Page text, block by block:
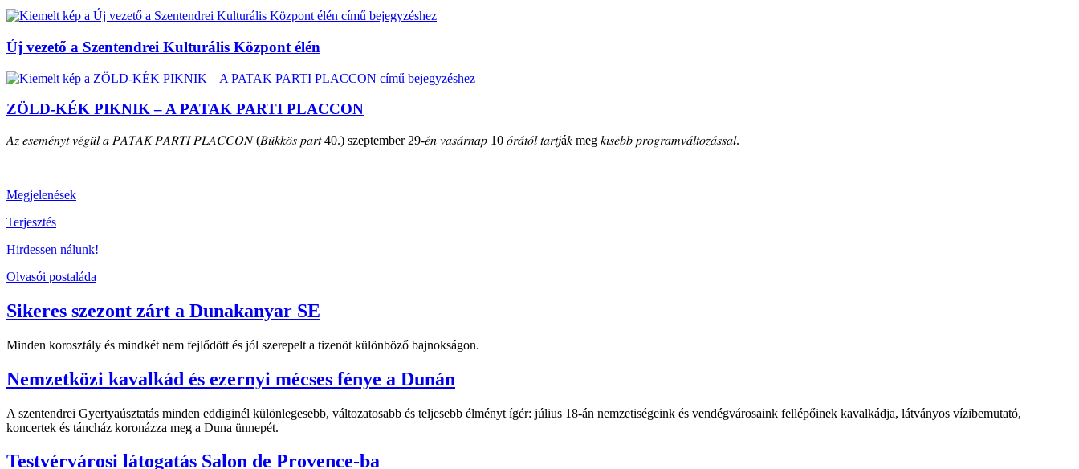
Új vezető a Szentendrei Kulturális Központ élén
ZÖLD-KÉK PIKNIK – A PATAK PARTI PLACCON
𝐴𝑧 𝑒𝑠𝑒𝑚𝑒́𝑛𝑦𝑡 𝑣𝑒́𝑔𝑢̈𝑙 𝑎 𝑃𝐴𝑇𝐴𝐾 𝑃𝐴𝑅𝑇𝐼 𝑃𝐿𝐴𝐶𝐶𝑂𝑁 (𝐵𝑢̈𝑘𝑘𝑜̈𝑠 𝑝𝑎𝑟𝑡 40.) szeptember 29-𝑒́𝑛 𝑣𝑎𝑠𝑎́𝑟𝑛𝑎𝑝 10 𝑜́𝑟𝑎́𝑡𝑜́𝑙 𝑡𝑎𝑟𝑡𝑗á𝑘 meg 𝑘𝑖𝑠𝑒𝑏𝑏 𝑝𝑟𝑜𝑔𝑟𝑎𝑚𝑣𝑎́𝑙𝑡𝑜𝑧𝑎́𝑠𝑠𝑎𝑙.
Megjelenések
Terjesztés
Hirdessen nálunk!
Olvasói postaláda
Sikeres szezont zárt a Dunakanyar SE
Minden korosztály és mindkét nem fejlődött és jól szerepelt a tizenöt különböző bajnokságon.
Nemzetközi kavalkád és ezernyi mécses fénye a Dunán
A szentendrei Gyertyaúsztatás minden eddiginél különlegesebb, változatosabb és teljesebb élményt ígér: július 18-án nemzetiségeink és vendégvárosaink fellépőinek kavalkádja, látványos vízibemutató,
koncertek és táncház koronázza meg a Duna ünnepét.
Testvérvárosi látogatás Salon de Provence-ba